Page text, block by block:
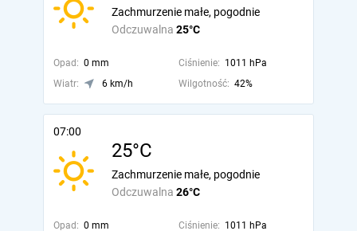
Odczuwalna 25°C
Zachmurzenie małe, pogodnie
Opad: 0 mm Ciśnienie: 1011 hPa
Wiatr:
6 km/h Wilgotność: 42%
07:00
25°C
Odczuwalna 26°C
Zachmurzenie małe, pogodnie
Opad: 0 mm Ciśnienie: 1011 hPa